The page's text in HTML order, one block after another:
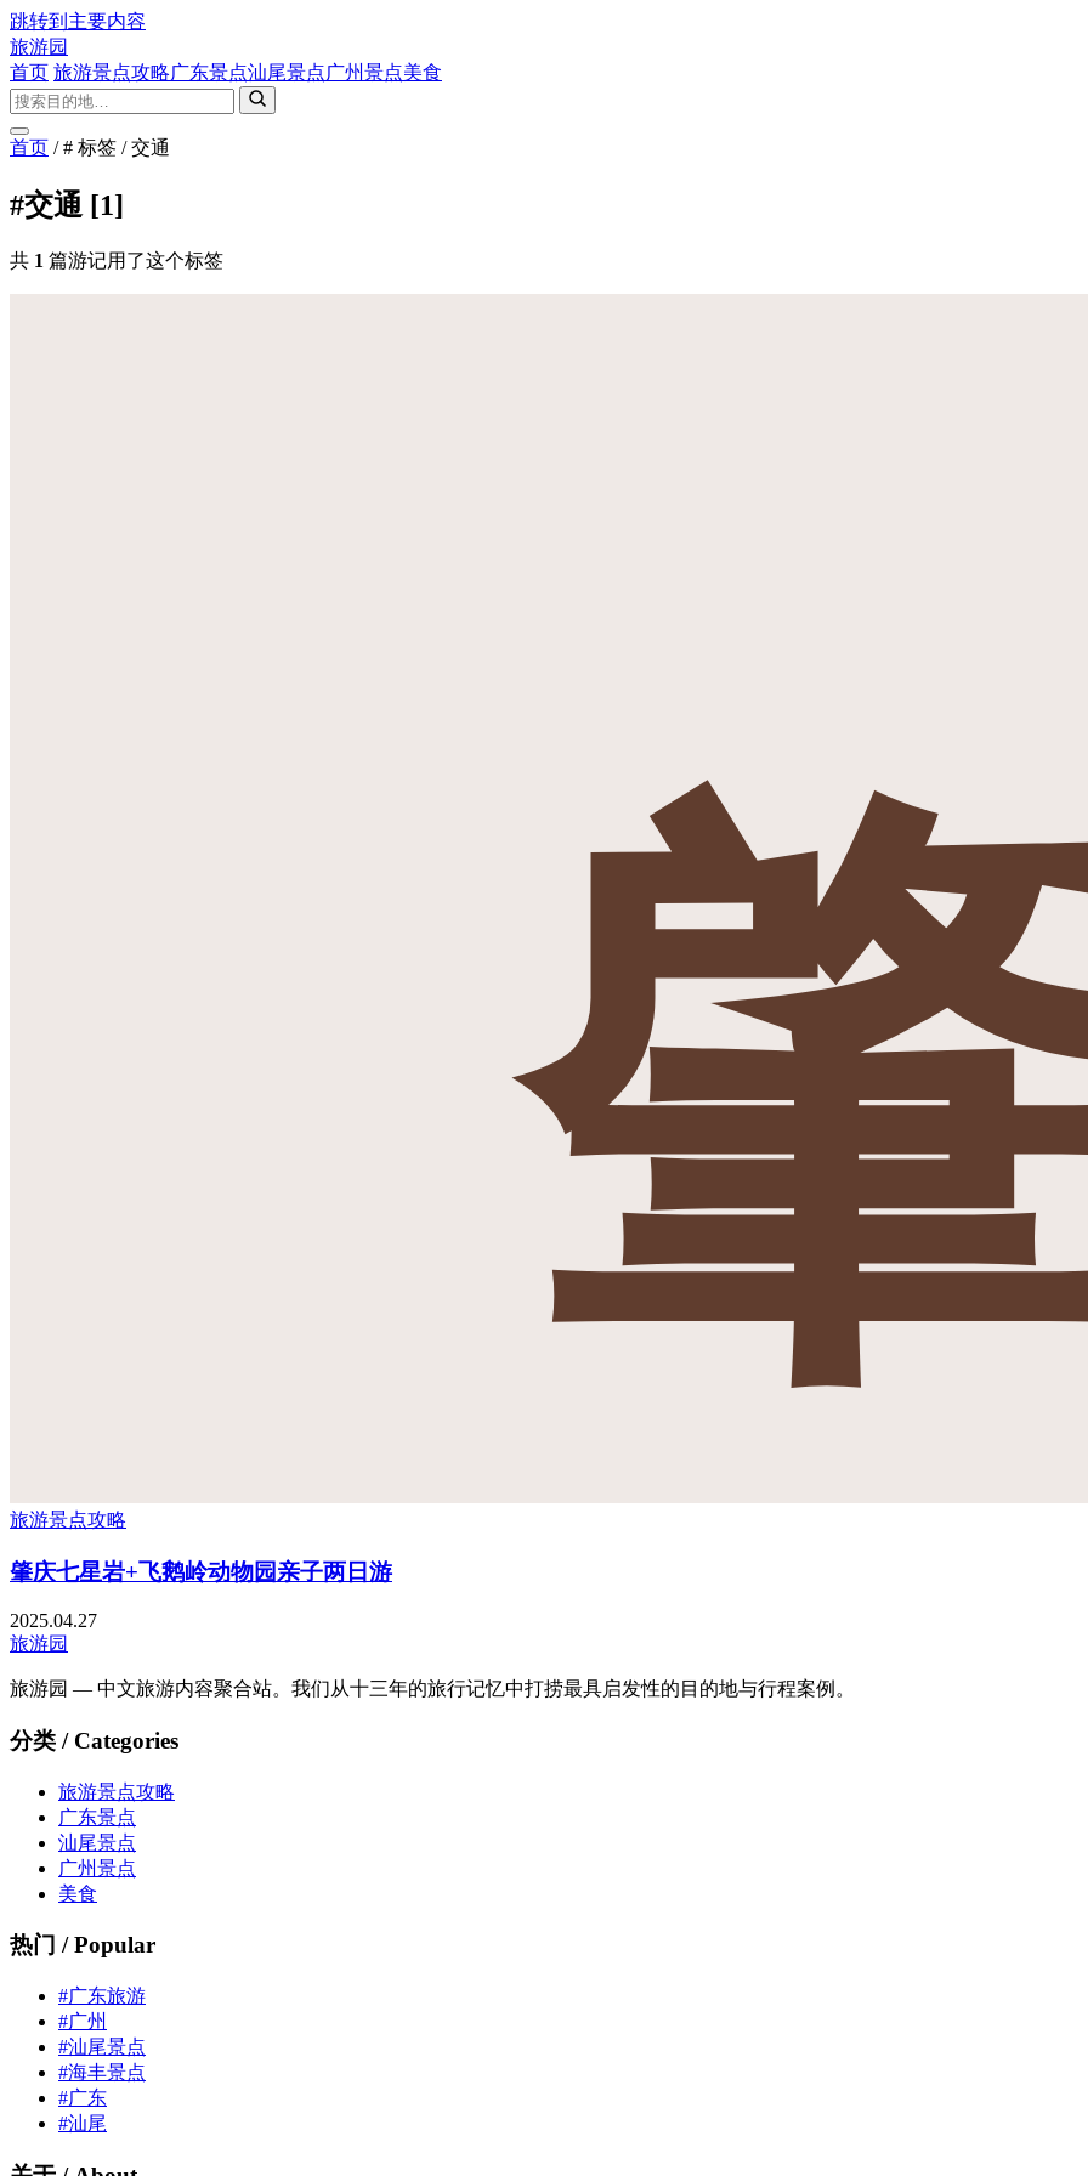
跳转到主要内容
旅游园
首页 旅游景点攻略广东景点汕尾景点广州景点美食
首页 / # 标签 / 交通
#交通 [1]
共 1 篇游记用了这个标签
旅游景点攻略
肇庆七星岩+飞鹅岭动物园亲子两日游
2025.04.27
旅游园
旅游园 — 中文旅游内容聚合站。我们从十三年的旅行记忆中打捞最具启发性的目的地与行程案例。
分类 / Categories
旅游景点攻略
广东景点
汕尾景点
广州景点
美食
热门 / Popular
#广东旅游
#广州
#汕尾景点
#海丰景点
#广东
#汕尾